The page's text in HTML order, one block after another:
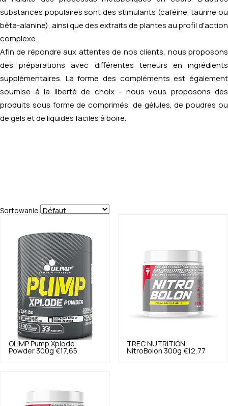
substances populaires sont des stimulants (caféine, taurine ou
bêta-alanine), ainsi que des extraits de plantes au profil d'action
complexe.
Afin de répondre aux attentes de nos clients, nous proposons
des préparations avec différentes teneurs en ingrédients
supplémentaires. La forme des compléments est également
soumise à la liberté de choix - nous vous proposons des
produits sous forme de comprimés, de gélules, de poudres ou
de gels et de liquides faciles à boire.
Sortowanie
OLIMP Pump Xplode
Powder 300g €17,65
TREC NUTRITION
NitroBolon 300g €12,77